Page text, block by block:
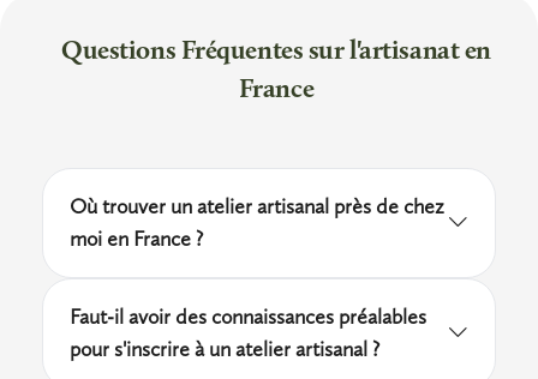
Questions Fréquentes sur l'artisanat en
France
Où trouver un atelier artisanal près de chez
moi en France ?
prestataires dans toutes les régions
françaises, des ateliers de poterie en
Faut-il avoir des connaissances préalables
pour s'inscrire à un atelier artisanal ?